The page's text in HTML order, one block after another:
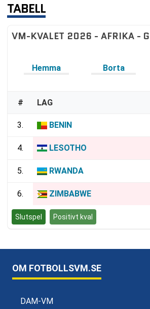
TABELL
VM-KVALET 2026 - AFRIKA -
Hemma Borta
# LAG
3. BENIN
4. LESOTHO
5. RWANDA
6. ZIMBABWE
Slutspel Positivt kval
OM FOTBOLLSVM.SE
DAM-VM